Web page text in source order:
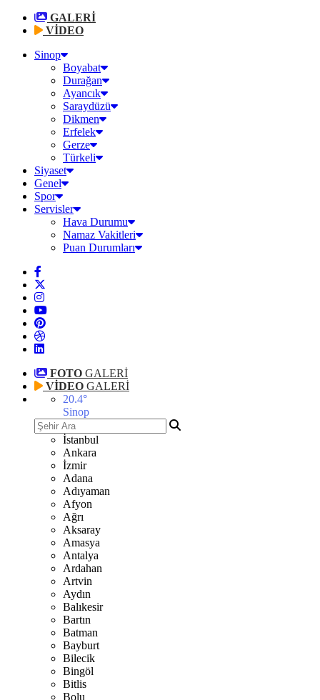
GALERİ
VİDEO
Sinop
Boyabat
Durağan
Ayancık
Saraydüzü
Dikmen
Erfelek
Gerze
Türkeli
Siyaset
Genel
Spor
Servisler
Hava Durumu
Namaz Vakitleri
Puan Durumları
FOTO GALERİ
VİDEO GALERİ
20.4°
Sinop
İstanbul
Ankara
İzmir
Adana
Adıyaman
Afyon
Ağrı
Aksaray
Amasya
Antalya
Ardahan
Artvin
Aydın
Balıkesir
Bartın
Batman
Bayburt
Bilecik
Bingöl
Bitlis
Bolu